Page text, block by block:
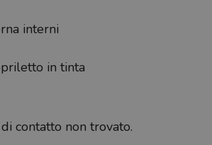
interni
in tinta
contatto non trovato.